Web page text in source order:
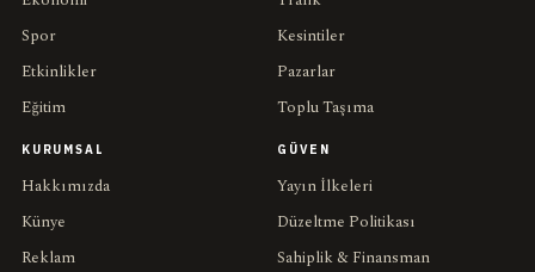
Spor
Etkinlikler
Eğitim
Kesintiler
Pazarlar
Toplu Taşıma
KURUMSAL
Hakkımızda
Künye
Reklam
GÜVEN
Yayın İlkeleri
Düzeltme Politikası
Sahiplik & Finansman